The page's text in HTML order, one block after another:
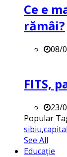
Ce e
rămâi?
08/
FITS,
23/
Popular
sibiu,
See All
Educație